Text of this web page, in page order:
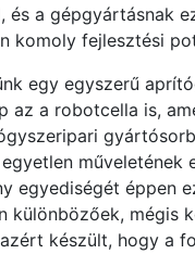
és a gépgyártásnak
komoly fejlesztési
egy egyszerű
az a robotcella is,
műveletének
egyediségét éppen
különbözőek, mégis
készült, hogy a